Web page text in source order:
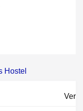
Hostel